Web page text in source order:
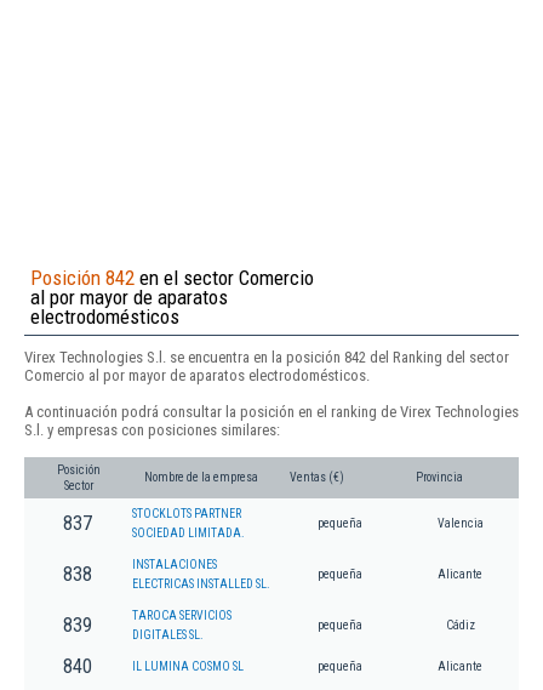
Posición 842 en el sector Comercio
al por mayor de aparatos
electrodomésticos
Virex Technologies S.l. se encuentra en la posición 842 del Ranking del sector
Comercio al por mayor de aparatos electrodomésticos.
A continuación podrá consultar la posición en el ranking de Virex Technologies
S.l. y empresas con posiciones similares:
Posición
Sector
Nombre de la empresa Ventas (€) Provincia
837
STOCKLOTS PARTNER
SOCIEDAD LIMITADA.
pequeña Valencia
838
INSTALACIONES
ELECTRICAS INSTALLED SL.
pequeña Alicante
839
TAROCA SERVICIOS
DIGITALES SL.
pequeña Cádiz
840 IL LUMINA COSMO SL pequeña Alicante